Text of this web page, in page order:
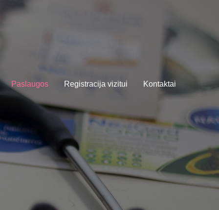
Paslaugos Registracija vizitui Kontaktai